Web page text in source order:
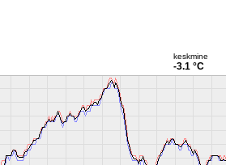
keskmine
-3.1 °C